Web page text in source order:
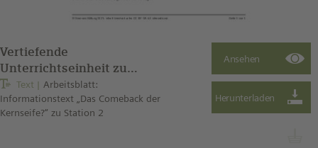
Vertiefende
Unterrichtseinheit zu
Eigenschaften von Tensiden
– Station 2: Text
Text
Arbeitsblatt:
Informationstext „Das Comeback der
Kernseife?“ zu Station 2